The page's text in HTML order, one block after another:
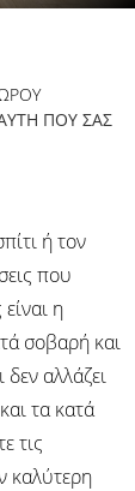
ΠΟΥ ΣΑΣ
ή τον
που
η
σοβαρή και
δεν αλλάζει
τα κατά
τις
καλύτερη